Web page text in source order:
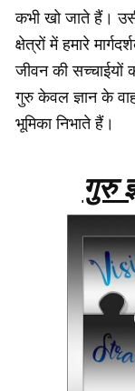
कभी खो जाते हैं।
क्षेत्रों में हमारे
जीवन की
गुरु केवल ज्ञान के
भूमिका निभाते हैं।
गुरु